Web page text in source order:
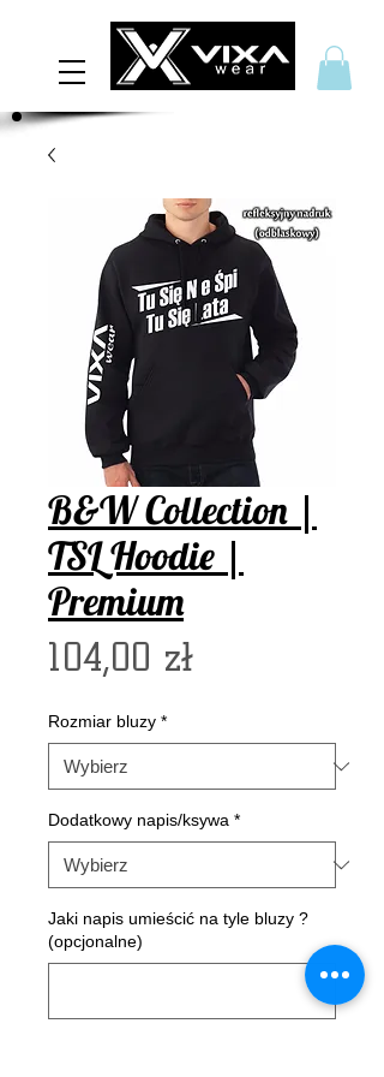
B&W Collection |
TSL Hoodie |
Premium
104,00 złCena
Rozmiar bluzy *
Dodatkowy napis/ksywa *
Jaki napis umieścić na tyle bluzy ?
(opcjonalne)